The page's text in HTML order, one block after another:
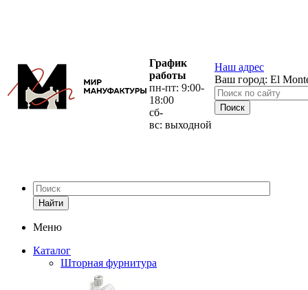
График
работы
пн-пт: 9:00-
18:00
сб-
вс: выходной
Наш адрес
Ваш город: El
Найти
Меню
Каталог
Шторная фурнитура